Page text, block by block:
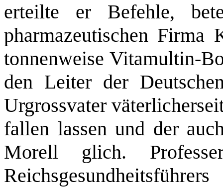
erteilte er Befehle,
pharmazeutischen
tonnenweise
den Leiter der
Urgrossvater
fallen lassen und der
Morell glich.